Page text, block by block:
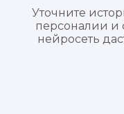
Уточните
персоналии и
нейросеть